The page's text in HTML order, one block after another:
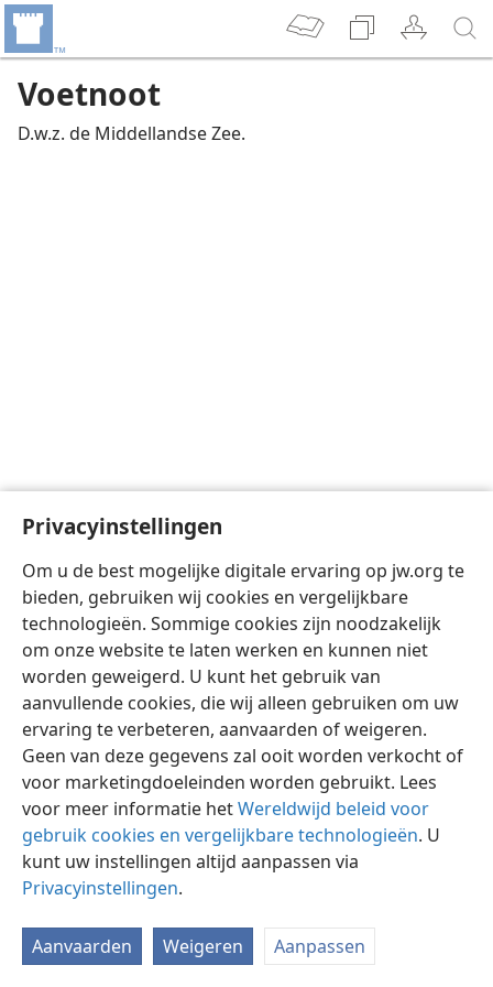
Privacyinstellingen
Om u de best mogelijke digitale ervaring op jw.org te
bieden, gebruiken wij cookies en vergelijkbare
technologieën. Sommige cookies zijn noodzakelijk
om onze website te laten werken en kunnen niet
worden geweigerd. U kunt het gebruik van
aanvullende cookies, die wij alleen gebruiken om uw
ervaring te verbeteren, aanvaarden of weigeren.
Geen van deze gegevens zal ooit worden verkocht of
voor marketingdoeleinden worden gebruikt. Lees
voor meer informatie hetWereldwijd beleid voor
gebruik cookies en vergelijkbare technologieën. U
kunt uw instellingen altijd aanpassen via
Privacyinstellingen.
Aanvaarden Weigeren Aanpassen
Voetnoot
D.w.z. de Middellandse Zee.
Nederlands Instellingen
Copyright © 2026 Watch Tower Bible and Tract Society of Pennsylvania
Gebruiksvoorwaarden Privacybeleid
JW.ORG
Inloggen